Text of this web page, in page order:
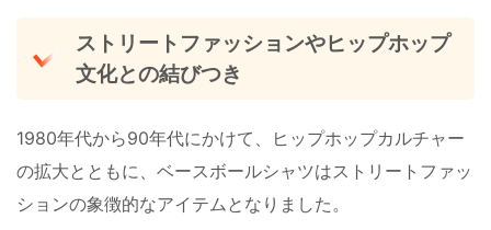
ストリートファッションやヒップホップ
文化との結びつき
1980年代から90年代にかけて、ヒップホップカルチャー
の拡大とともに、ベースボールシャツはストリートファッ
ションの象徴的なアイテムとなりました。